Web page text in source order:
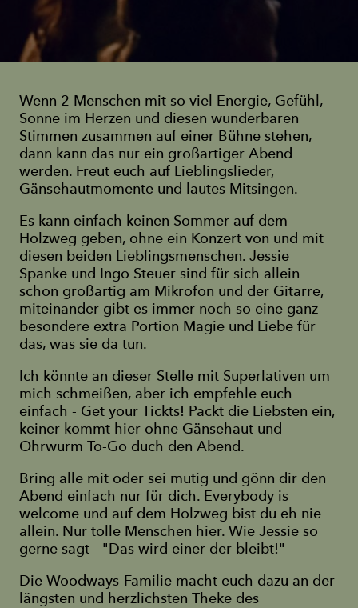
Wenn 2 Menschen mit so viel Energie, Gefühl,
Sonne im Herzen und diesen wunderbaren
Stimmen zusammen auf einer Bühne stehen,
dann kann das nur ein großartiger Abend
werden. Freut euch auf Lieblingslieder,
Gänsehautmomente und lautes Mitsingen.
Es kann einfach keinen Sommer auf dem
Holzweg geben, ohne ein Konzert von und mit
diesen beiden Lieblingsmenschen. Jessie
Spanke und Ingo Steuer sind für sich allein
schon großartig am Mikrofon und der Gitarre,
miteinander gibt es immer noch so eine ganz
besondere extra Portion Magie und Liebe für
das, was sie da tun.
Ich könnte an dieser Stelle mit Superlativen um
mich schmeißen, aber ich empfehle euch
einfach - Get your Tickts! Packt die Liebsten ein,
keiner kommt hier ohne Gänsehaut und
Ohrwurm To-Go duch den Abend.
Bring alle mit oder sei mutig und gönn dir den
Abend einfach nur für dich. Everybody is
welcome und auf dem Holzweg bist du eh nie
allein. Nur tolle Menschen hier. Wie Jessie so
gerne sagt - "Das wird einer der bleibt!"
Die Woodways-Familie macht euch dazu an der
längsten und herzlichsten Theke des